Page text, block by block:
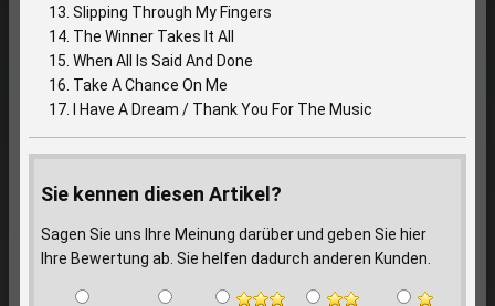
Slipping Through My Fingers
The Winner Takes It All
When All Is Said And Done
Take A Chance On Me
I Have A Dream / Thank You For The Music
Sie kennen diesen Artikel?
Sagen Sie uns Ihre Meinung darüber und geben Sie hier
Ihre Bewertung ab. Sie helfen dadurch anderen Kunden.